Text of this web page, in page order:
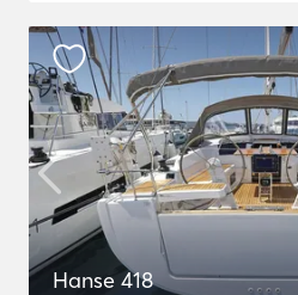
Hanse 418